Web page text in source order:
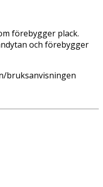
förebygger plack.
och förebygger
bruksanvisningen